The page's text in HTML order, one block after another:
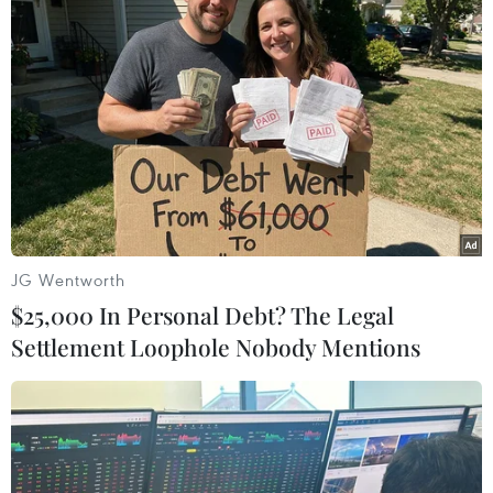
nhưng không bao giờ lỗi mốt
Tương tự như các bản phối đồ Preppy hay Ivy
League (phong cách của giới tri thức), phong
cách Dark Academia chú trọng đến sự cổ điển,
thanh lịch và đặc biệt là sự kết hợp của những
gam màu tối trên các món đồ mang đậm dấu ấn
học đường như áo len tay dài, quần tây may đo,
áo cardigan và áo blazer.
di sản của nghệ thuật Gothic cổ điển từ nhiều
thập kỷ trước, được kể lại bằng phim ảnh, tiểu
thuyết, hội họa, kiến trúc và thời trang.
JG Wentworth
$25,000 In Personal Debt? The Legal
Settlement Loophole Nobody Mentions